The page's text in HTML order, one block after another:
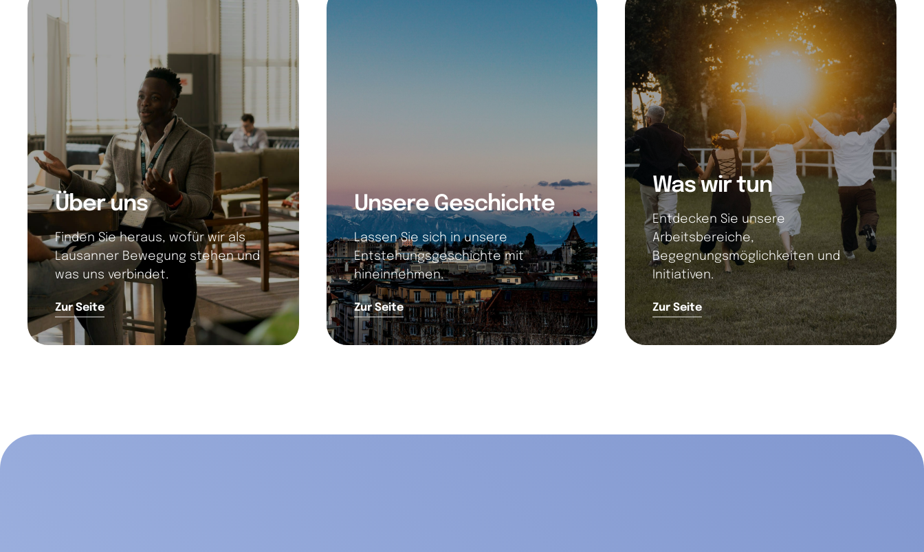
Über uns
Finden Sie heraus, wofür wir als
Lausanner Bewegung stehen und
was uns verbindet.
Zur Seite
Unsere Geschichte
Lassen Sie sich in unsere
Entstehungsgeschichte mit
hineinnehmen.
Zur Seite
Was wir tun
Entdecken Sie unsere
Arbeitsbereiche,
Begegnungsmöglichkeiten und
Initiativen.
Zur Seite